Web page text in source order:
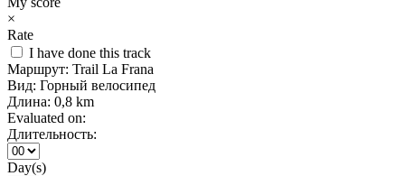
×
Rate
I have done this track
Маршрут: Trail La Frana
Вид: Горный велосипед
Длина: 0,8 km
Evaluated on:
Длительность:
Day(s)